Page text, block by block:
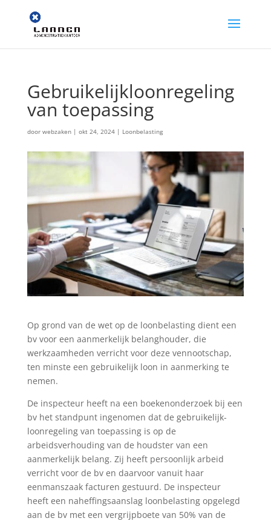
Gebruikelijkloonregeling
van toepassing
door webzaken| okt 24, 2024| Loonbelasting
Op grond van de wet op de loonbelasting dient een
bv voor een aanmerkelijk belanghouder, die
werkzaamheden verricht voor deze vennootschap,
ten minste een gebruikelijk loon in aanmerking te
nemen.
De inspecteur heeft na een boekenonderzoek bij een
bv het standpunt ingenomen dat de gebruikelijk-
loonregeling van toepassing is op de
arbeidsverhouding van de houdster van een
aanmerkelijk belang. Zij heeft persoonlijk arbeid
verricht voor de bv en daarvoor vanuit haar
eenmanszaak facturen gestuurd. De inspecteur
heeft een naheffingsaanslag loonbelasting opgelegd
aan de bv met een vergrijpboete van 50% van de